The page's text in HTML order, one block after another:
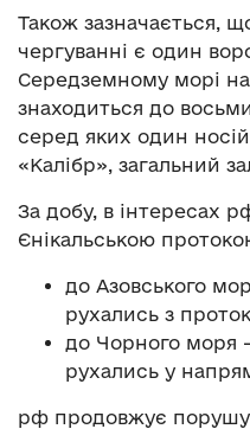
Також зазначається,
чергуванні є один
Середземному морі
знаходиться до
серед яких один
«Калібр», загальний
За добу, в інтересах
Єнікальською
до Азовського
рухались з
до Чорного моря
рухались у
рф продовжує